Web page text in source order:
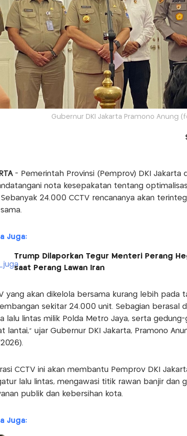
Gubernur DKI Jakarta Pramono Anung
- Pemerintah Provinsi (Pemprov) DKI Jakarta
nota kesepakatan tentang
Sebanyak 24.000 CCTV rencananya akan
Juga:
Trump Dilaporkan Tegur Menteri Perang
saat Perang Lawan Iran
yang akan dikelola bersama kurang lebih pada
sekitar 24.000 unit. Sebagian berasal
lalu lintas milik Polda Metro Jaya, serta
lantai,” ujar Gubernur DKI Jakarta, Pramono
CCTV ini akan membantu Pemprov DKI
lalu lintas, mengawasi titik rawan banjir dan
publik dan kebersihan kota.
Juga: